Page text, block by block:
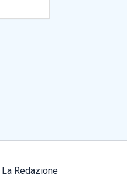
La Redazione